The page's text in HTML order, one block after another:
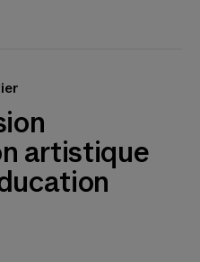
artistique